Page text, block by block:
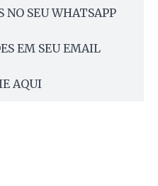
NO SEU WHATSAPP
EM SEU EMAIL
AQUI